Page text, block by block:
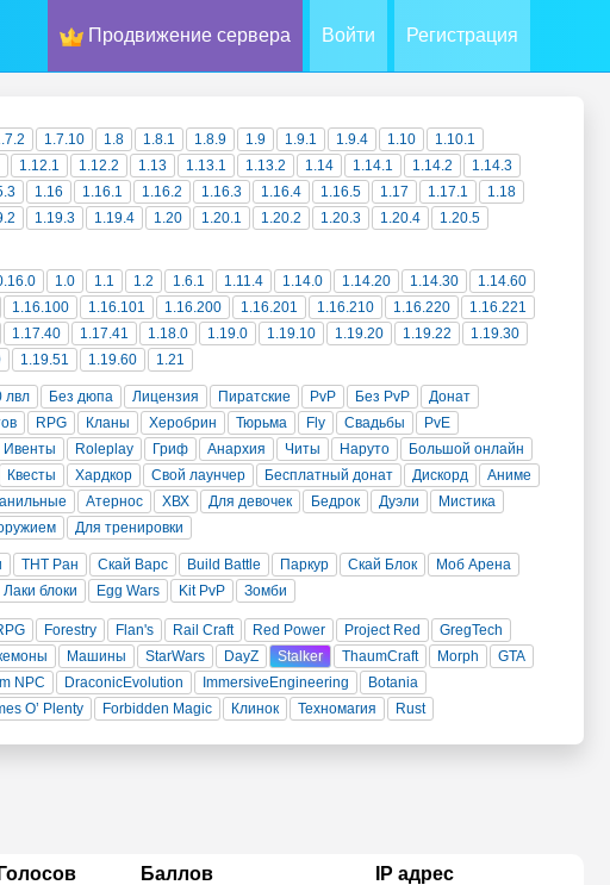
Продвижение сервера Войти Регистрация
1.7.10 1.8 1.8.1 1.8.9 1.9 1.9.1 1.9.4 1.10
1.10.1
1.12.1 1.12.2 1.13 1.13.1 1.13.2 1.14 1.14.1 1.14.2
1.14.3
1.16 1.16.1 1.16.2 1.16.3 1.16.4 1.16.5 1.17 1.17.1
1.18
1.19.3 1.19.4 1.20 1.20.1 1.20.2 1.20.3 1.20.4
1.20.5
1.0 1.1 1.2 1.6.1 1.11.4 1.14.0 1.14.20 1.14.30
1.14.60
1.16.100 1.16.101 1.16.200 1.16.201 1.16.210 1.16.220
1.16.221
1.17.40 1.17.41 1.18.0 1.19.0 1.19.10 1.19.20 1.19.22
1.19.30
1.19.51 1.19.60 1.21
лвл Без дюпа Лицензия Пиратские PvP Без PvP
Донат
RPG Кланы Херобрин Тюрьма Fly Свадьбы
PvE
Ивенты Roleplay Гриф Анархия Читы Наруто
Большой онлайн
Квесты Хардкор Свой лаунчер Бесплатный донат Дискорд
Аниме
Атернос ХВХ Для девочек Бедрок Дуэли
Мистика
Для тренировки
ТНТ Ран Скай Варс Build Battle Паркур Скай Блок
Моб Арена
Лаки блоки Egg Wars Kit PvP Зомби
Forestry Flan's Rail Craft Red Power Project Red
GregTech
Машины StarWars DayZ Stalker ThaumCraft Morph
GTA
NPC DraconicEvolution ImmersiveEngineering
Botania
O’ Plenty Forbidden Magic Клинок Техномагия Rust
Голосов Баллов IP адрес